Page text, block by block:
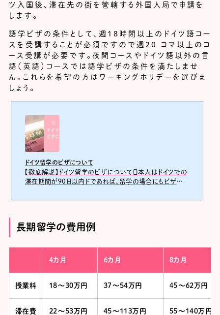
ツ入国後、滞在先の街を管轄する外国人局で申請を
します。
語学ビザの条件として、週18時間以上のドイツ語コー
スを受講することが必須ですので週20 コマ以上のコ
ース受講が必要です。夜間コースやドイツ語以外の言
語（英語）コースでは語学ビザの条件を満たしませ
ん。これらを希望の方はワーキングホリデーを選びま
しょう。
ドイツ留学のビザについて
【徹底解説】ドイツ留学のビザについて日本人はドイツでの
滞在期間が90日以内ドであれば、留学の場合にもビザ取
地で滞在許可（Aufenth...
長期留学の費用例
4カ月 6カ月 8カ月
授業料 18～30万円 37～54万円 45～62万円
滞在費 22～53万円 45～113万円 55～140万円